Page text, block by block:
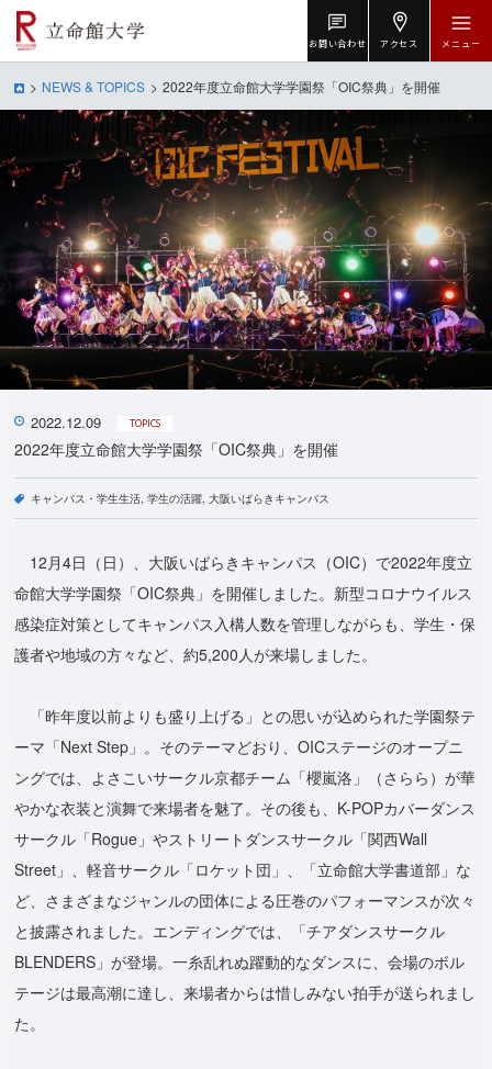
お問い合わせ アクセス メニュー
NEWS & TOPICS 2022年度立命館大学学園祭「OIC祭典」を開催
2022.12.09 TOPICS
2022年度立命館大学学園祭「OIC祭典」を開催
キャンパス・学生生活 学生の活躍 大阪いばらきキャンパス
12月4日（日）、大阪いばらきキャンパス（OIC）で2022年度立
命館大学学園祭「OIC祭典」を開催しました。新型コロナウイルス
感染症対策としてキャンパス入構人数を管理しながらも、学生・保
護者や地域の方々など、約5,200人が来場しました。
「昨年度以前よりも盛り上げる」との思いが込められた学園祭テ
ーマ「Next Step」。そのテーマどおり、OICステージのオープニ
ングでは、よさこいサークル京都チーム「櫻嵐洛」（さらら）が華
やかな衣装と演舞で来場者を魅了。その後も、K-POPカバーダンス
サークル「Rogue」やストリートダンスサークル「関西Wall
Street」、軽音サークル「ロケット団」、「立命館大学書道部」な
ど、さまざまなジャンルの団体による圧巻のパフォーマンスが次々
と披露されました。エンディングでは、「チアダンスサークル
BLENDERS」が登場。一糸乱れぬ躍動的なダンスに、会場のボル
テージは最高潮に達し、来場者からは惜しみない拍手が送られまし
た。